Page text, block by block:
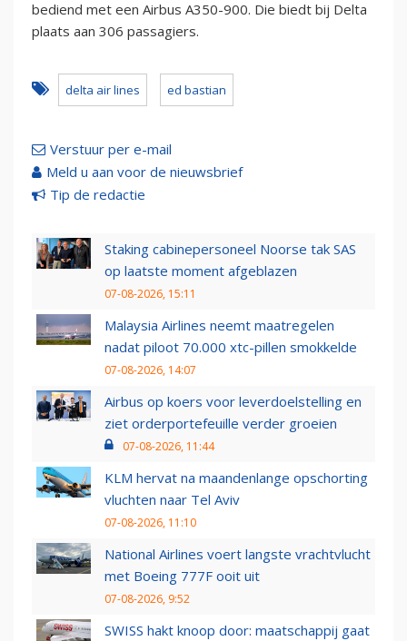
bediend met een Airbus A350-900. Die biedt bij Delta
plaats aan 306 passagiers.
delta air lines ed bastian
Verstuur per e-mail
Meld u aan voor de nieuwsbrief
Tip de redactie
Staking cabinepersoneel Noorse tak SAS
op laatste moment afgeblazen
07-08-2026, 15:11
Malaysia Airlines neemt maatregelen
nadat piloot 70.000 xtc-pillen smokkelde
07-08-2026, 14:07
Airbus op koers voor leverdoelstelling en
ziet orderportefeuille verder groeien
07-08-2026, 11:44
KLM hervat na maandenlange opschorting
vluchten naar Tel Aviv
07-08-2026, 11:10
National Airlines voert langste vrachtvlucht
met Boeing 777F ooit uit
07-08-2026, 9:52
SWISS hakt knoop door: maatschappij gaat